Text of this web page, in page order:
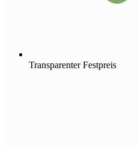
Transparenter Festpreis